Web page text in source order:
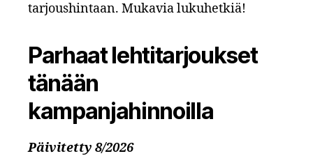
tarjoushintaan. Mukavia lukuhetkiä!
Parhaat lehtitarjoukset
tänään
kampanjahinnoilla
Päivitetty 8/2026